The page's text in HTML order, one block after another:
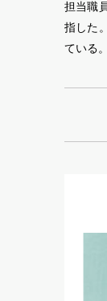
担当職
指した
ている。